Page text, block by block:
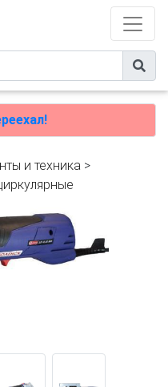
и техника >